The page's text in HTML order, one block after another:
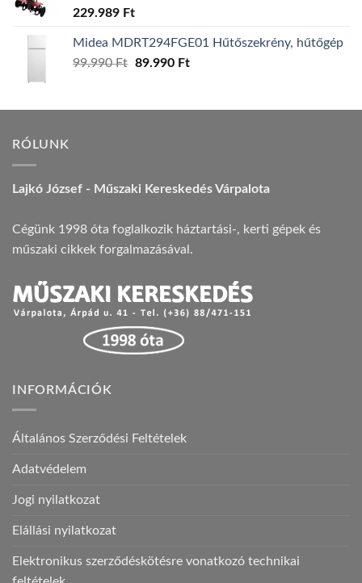
229.989 Ft
Midea MDRT294FGE01 Hűtőszekrény, hűtőgép
99.990Ft Original
99.990 Ft.
89.990 FtCurrent
89.990 Ft.
RÓLUNK
Lajkó József - Műszaki Kereskedés Várpalota
Cégünk 1998 óta foglalkozik háztartási-, kerti gépek és
műszaki cikkek forgalmazásával.
INFORMÁCIÓK
Általános Szerződési Feltételek
Adatvédelem
Jogi nyilatkozat
Elállási nyilatkozat
Elektronikus szerződéskötésre vonatkozó technikai